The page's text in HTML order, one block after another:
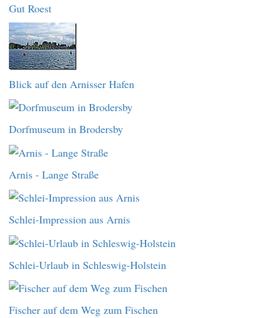
Gut Roest
Blick auf den Arnisser Hafen
Dorfmuseum in Brodersby
Arnis - Lange Straße
Schlei-Impression aus Arnis
Schlei-Urlaub in Schleswig-Holstein
Fischer auf dem Weg zum Fischen